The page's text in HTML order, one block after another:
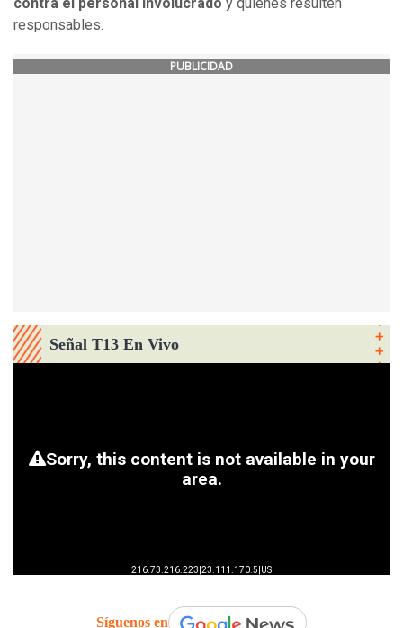
contra el personal involucrado y quienes resulten
responsables.
PUBLICIDAD
Señal T13 En Vivo
Síguenos en